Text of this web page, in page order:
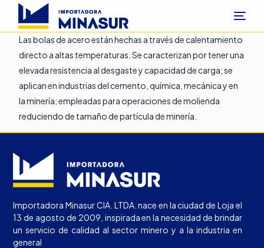
Las bolas de acero están hechas a través de calentamiento
directo a altas temperaturas. Se caracterizan por tener una
elevada resistencia al desgaste y capacidad de carga; se
aplican en industrias del cemento, química, mecánica y en
la minería; empleadas para operaciones de molienda
reduciendo de tamaño de partícula de minería.
Importadora Minasur CIA. LTDA. nace en la ciudad de Loja el
13 de agosto de 2009, inspirada en la necesidad de brindar
un servicio de calidad al sector minero y a la industria en
general